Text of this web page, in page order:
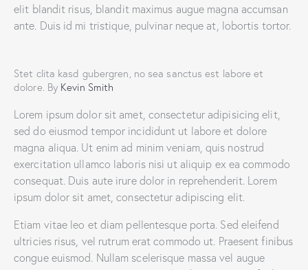
elit blandit risus, blandit maximus augue magna accumsan
ante. Duis id mi tristique, pulvinar neque at, lobortis tortor.
Stet clita kasd gubergren, no sea sanctus est labore et
dolore. By Kevin Smith
Lorem ipsum dolor sit amet, consectetur adipisicing elit,
sed do eiusmod tempor incididunt ut labore et dolore
magna aliqua. Ut enim ad minim veniam, quis nostrud
exercitation ullamco laboris nisi ut aliquip ex ea commodo
consequat. Duis aute irure dolor in reprehenderit. Lorem
ipsum dolor sit amet, consectetur adipiscing elit.
Etiam vitae leo et diam pellentesque porta. Sed eleifend
ultricies risus, vel rutrum erat commodo ut. Praesent finibus
congue euismod. Nullam scelerisque massa vel augue